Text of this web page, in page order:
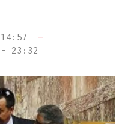
—
23:32